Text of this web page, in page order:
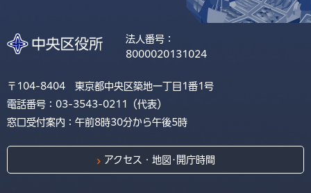
法人番号：
8000020131024
〒104-8404 東京都中央区築地一丁目1番1号
電話番号：03-3543-0211（代表）
窓口受付案内：午前8時30分から午後5時
アクセス・地図･開庁時間